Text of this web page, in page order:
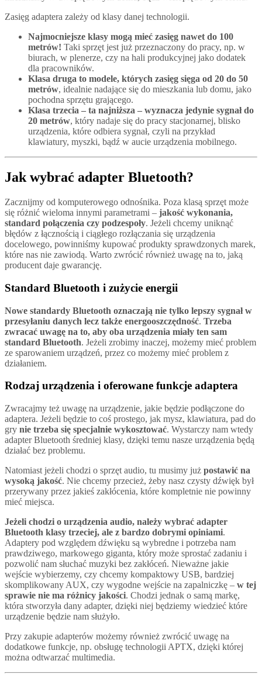
Zasięg adaptera zależy od klasy danej technologii.
Najmocniejsze klasy mogą mieć zasięg nawet do 100
metrów! Taki sprzęt jest już przeznaczony do pracy, np. w
biurach, w plenerze, czy na hali produkcyjnej jako dodatek
dla pracowników.
Klasa druga to modele, których zasięg sięga od 20 do 50
metrów, idealnie nadające się do mieszkania lub domu, jako
pochodna sprzętu grającego.
Klasa trzecia – ta najniższa – wyznacza jedynie sygnał do
20 metrów, który nadaje się do pracy stacjonarnej, blisko
urządzenia, które odbiera sygnał, czyli na przykład
klawiatury, myszki, bądź w aucie urządzenia mobilnego.
Jak wybrać adapter Bluetooth?
Zacznijmy od komputerowego odnośnika. Poza klasą sprzęt może
się różnić wieloma innymi parametrami – jakość wykonania,
standard połączenia czy podzespoły. Jeżeli chcemy uniknąć
błędów z łącznością i ciągłego rozłączania się urządzenia
docelowego, powinniśmy kupować produkty sprawdzonych marek,
które nas nie zawiodą. Warto zwrócić również uwagę na to, jaką
producent daje gwarancję.
Standard Bluetooth i zużycie energii
Nowe standardy Bluetooth oznaczają nie tylko lepszy sygnał w
przesyłaniu danych lecz także energooszczędność. Trzeba
zwracać uwagę na to, aby oba urządzenia miały ten sam
standard Bluetooth. Jeżeli zrobimy inaczej, możemy mieć problem
ze sparowaniem urządzeń, przez co możemy mieć problem z
działaniem.
Rodzaj urządzenia i oferowane funkcje adaptera
Zwracajmy też uwagę na urządzenie, jakie będzie podłączone do
adaptera. Jeżeli będzie to coś prostego, jak mysz, klawiatura, pad do
gry nie trzeba się specjalnie wykosztować. Wystarczy nam wtedy
adapter Bluetooth średniej klasy, dzięki temu nasze urządzenia będą
działać bez problemu.
Natomiast jeżeli chodzi o sprzęt audio, tu musimy już postawić na
wysoką jakość. Nie chcemy przecież, żeby nasz czysty dźwięk był
przerywany przez jakieś zakłócenia, które kompletnie nie powinny
mieć miejsca.
Jeżeli chodzi o urządzenia audio, należy wybrać adapter
Bluetooth klasy trzeciej, ale z bardzo dobrymi opiniami.
Adaptery pod względem dźwięku są wybredne i potrzeba nam
prawdziwego, markowego giganta, który może sprostać zadaniu i
pozwolić nam słuchać muzyki bez zakłóceń. Nieważne jakie
wejście wybierzemy, czy chcemy kompaktowy USB, bardziej
skomplikowany AUX, czy wygodne wejście na zapalniczkę – w tej
sprawie nie ma różnicy jakości. Chodzi jednak o samą markę,
która stworzyła dany adapter, dzięki niej będziemy wiedzieć które
urządzenie będzie nam służyło.
Przy zakupie adapterów możemy również zwrócić uwagę na
dodatkowe funkcje, np. obsługę technologii APTX, dzięki której
można odtwarzać multimedia.